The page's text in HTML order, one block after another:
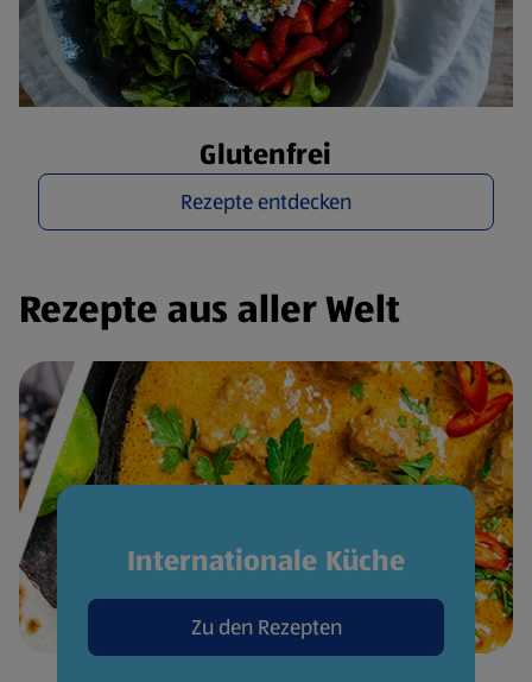
Glutenfrei
Rezepte entdecken
Rezepte aus aller Welt
Internationale Küche
Zu den Rezepten